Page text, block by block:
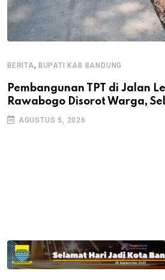
BERITA, BUPATI KAB BANDUNG
Pembangunan TPT di Jalan
Rawabogo Disorot Warga,
AGUSTUS 5, 2026